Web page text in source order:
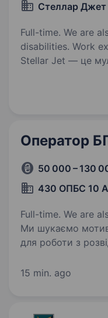
Стеллар Джет
Full-time. We are
disabilities. Work
Stellar Jet — це
Оператор
50 000 – 130
430 ОПБС 10
Full-time. We are
Ми шукаємо
для роботи з
(«крило»). Обов’язки Підготовка
15 min. ago